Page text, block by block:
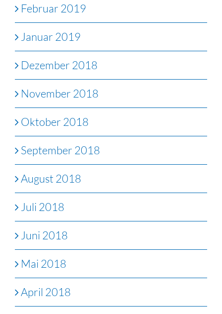
Februar 2019
Januar 2019
Dezember 2018
November 2018
Oktober 2018
September 2018
August 2018
Juli 2018
Juni 2018
Mai 2018
April 2018